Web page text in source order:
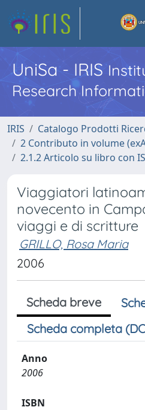
UniSa - IRIS
Research
IRIS
Catalogo Prodotti
2 Contributo in volume
2.1.2 Articolo su libro con
Viaggiatori
novecento in
viaggi e di scritture
GRILLO, Rosa Maria
2006
Scheda breve
Scheda completa
Anno
2006
ISBN